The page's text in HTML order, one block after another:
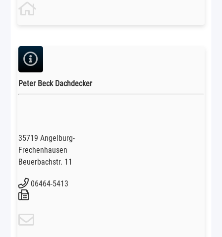
Peter Beck Dachdecker
35719 Angelburg-
Frechenhausen
Beuerbachstr. 11
06464-5413